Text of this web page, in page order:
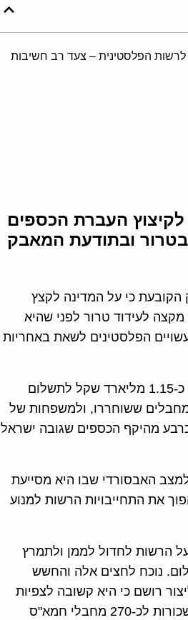
הפלסטינית – צעד רב חשיבות
העברת הכספים
ובתודעת המאבק
כי על המדינה לקצץ
לעידוד טרור לפני שהיא
הפלסטינים לשאת באחריות
הרשות הפלסטינית הקציבה ב-2016, בהתאם לחוק פלסטיני מ-2004, כ-1.15 מליארד שקל לתשלום
ששוחררו, ולמשפחות של
מהיקף הכספים שגובה ישראל
האבסורדי שבו היא מסייעת
את התחייבויות הרשות למנוע
הרשות לחדול לממן ולתמרץ
נוכח לחצים אלה והחשש
רושם כי היא קשובה לצפיות
ממנה, זאת בלי לשנות את מדיניותה. היא אף הפסיקה את תשלום המשכורות לכ-270 מחבלי חמא"ס